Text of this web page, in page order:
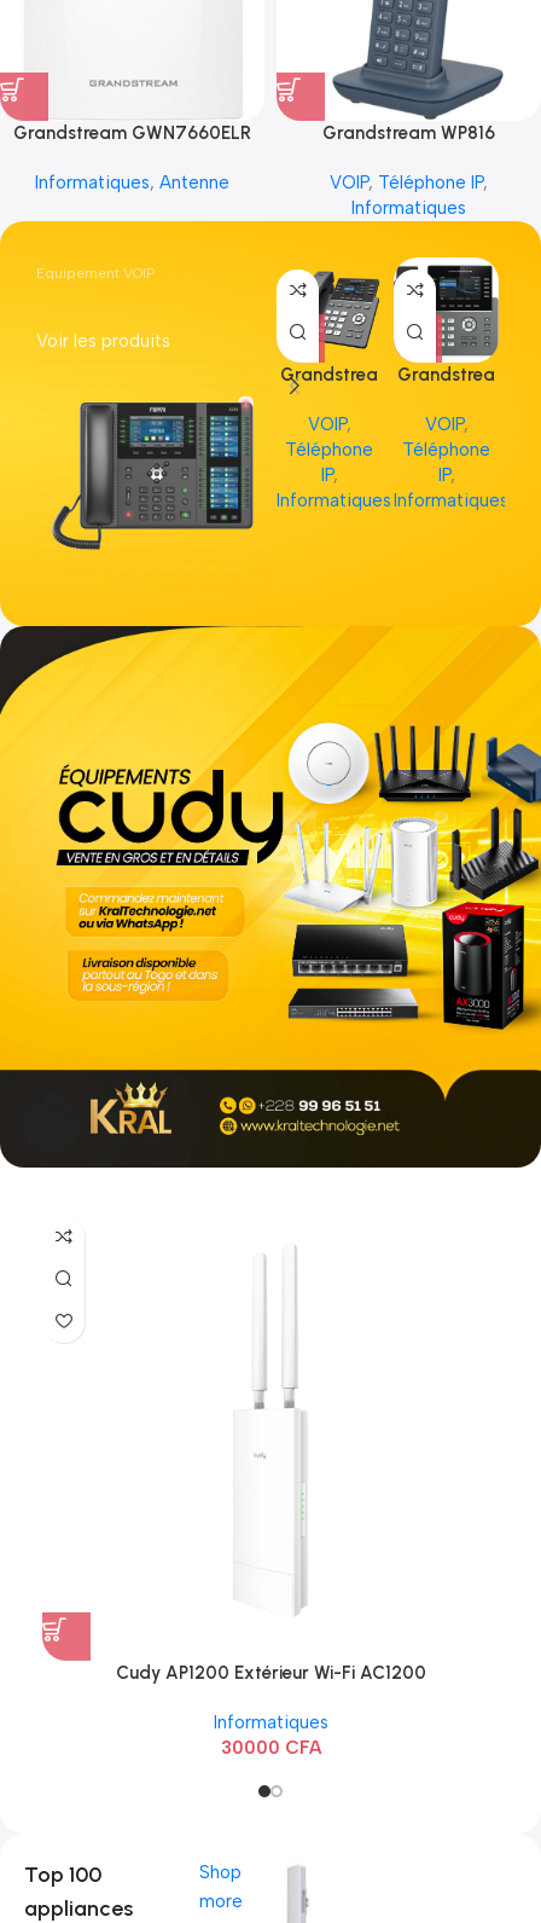
Grandstream GWN7660ELR
Informatiques, Antenne
Grandstream WP816
VOIP, Téléphone IP,
Informatiques
Equipement VOIP
Voir les produits
Grandstrea
m GRP2613
VOIP,
Téléphone
IP,
Informatiques
Grandstrea
VOIP,
Téléphone
IP,
Informatiques
Cudy AP1200 Extérieur Wi-Fi AC1200
Informatiques
30000 CFA
Top 100
appliances
Shop
more